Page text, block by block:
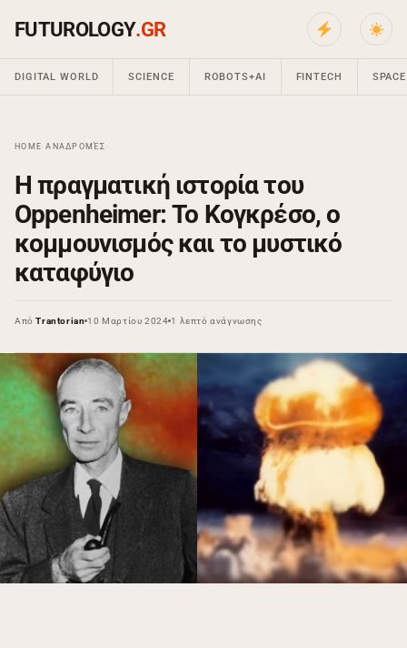
FUTUROLOGY.GR
DIGITAL WORLD SCIENCE ROBOTS+AI FINTECH SPACE
HOME ›ΑΝΑΔΡΟΜΈΣ
Η πραγματική ιστορία του
Oppenheimer: Το Κογκρέσο, ο
κομμουνισμός και το μυστικό
καταφύγιο
ΑπόTrantorian 10 Μαρτίου 2024 1 λεπτό ανάγνωσης